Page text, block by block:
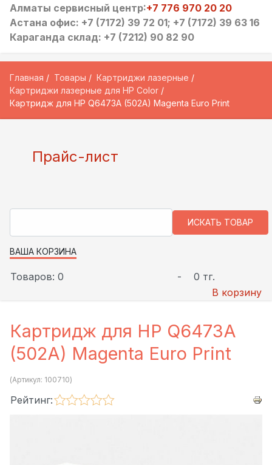
Алматы сервисный центр:+7 776 970 20 20
Астана офис: +7 (7172) 39 72 01; +7 (7172) 39 63 16
Караганда склад: +7 (7212) 90 82 90
Главная Товары
Картриджи лазерные
Картриджи лазерные для HP Color
Картридж для HP Q6473A (502A) Magenta Euro Print
Прайс-лист
ВАША КОРЗИНА
Товаров: 0 -
0 тг.
В корзину
Картридж для HP Q6473A
(502A) Magenta Euro Print
(Артикул: 100710)
Рейтинг: